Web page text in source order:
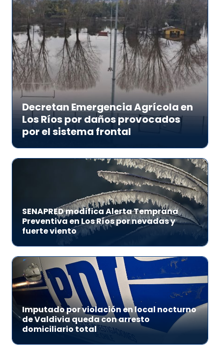
Decretan Emergencia Agrícola en
Los Ríos por daños provocados
por el sistema frontal
SENAPRED modifica Alerta Temprana
Preventiva en Los Ríos por nevadas y
fuerte viento
Imputado por violación en local nocturno
de Valdivia queda con arresto
domiciliario total